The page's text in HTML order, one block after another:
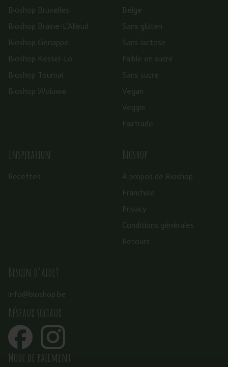
Bioshop Bruxelles
Bioshop Braine-L’Alleud
Bioshop Genappe
Bioshop Kessel-Lo
Bioshop Tournai
Bioshop Woluwe
Belge
Sans gluten
Sans lactose
Faible en sucre
Sans sucre
Vegan
Veggie
Fairtrade
Inspiration
Recettes
Bioshop
À propos de Bioshop
Franchise
Privacy
Conditions générales
Retours
Besoin d’aide?
info@bioshop.be
Réseaux sociaux
Mode de paiement